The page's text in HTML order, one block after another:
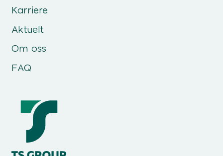
Karriere
Aktuelt
Om oss
FAQ